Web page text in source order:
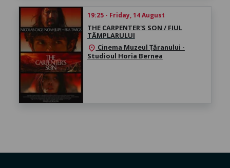
19:25 - Friday, 14 August
THE CARPENTER'S SON / FIUL
TÂMPLARULUI
location_on Cinema Muzeul Țăranului -
Studioul Horia Bernea